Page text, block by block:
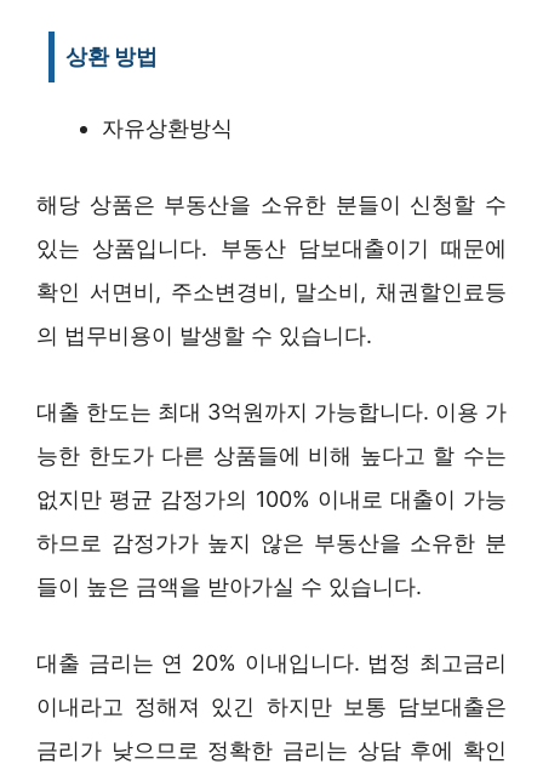
상환 방법
자유상환방식
해당 상품은 부동산을 소유한 분들이 신청할 수
있는 상품입니다. 부동산 담보대출이기 때문에
확인 서면비, 주소변경비, 말소비, 채권할인료등
의 법무비용이 발생할 수 있습니다.
대출 한도는 최대 3억원까지 가능합니다. 이용 가
능한 한도가 다른 상품들에 비해 높다고 할 수는
없지만 평균 감정가의 100% 이내로 대출이 가능
하므로 감정가가 높지 않은 부동산을 소유한 분
들이 높은 금액을 받아가실 수 있습니다.
대출 금리는 연 20% 이내입니다. 법정 최고금리
이내라고 정해져 있긴 하지만 보통 담보대출은
금리가 낮으므로 정확한 금리는 상담 후에 확인